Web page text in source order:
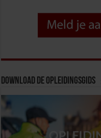
Download de opleidingsgids